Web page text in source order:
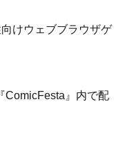
けウェブブラウザゲ
』内で配